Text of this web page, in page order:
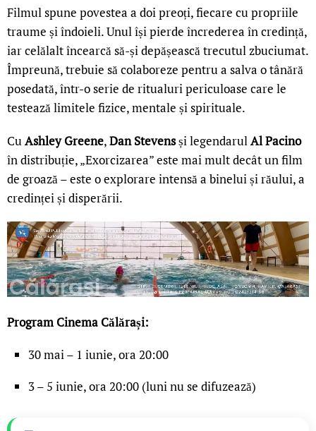
Filmul spune povestea a doi preoți, fiecare cu propriile
traume și îndoieli. Unul își pierde încrederea în credință,
iar celălalt încearcă să-și depășească trecutul zbuciumat.
Împreună, trebuie să colaboreze pentru a salva o tânără
posedată, într-o serie de ritualuri periculoase care le
testează limitele fizice, mentale și spirituale.
CuAshley Greene,Dan Stevensși legendarulAl Pacino
în distribuție, „Exorcizarea” este mai mult decât un film
de groază – este o explorare intensă a binelui și răului, a
credinței și disperării.
Program Cinema Călărași:
30 mai – 1 iunie, ora 20:00
3 – 5 iunie, ora 20:00 (luni nu se difuzează)